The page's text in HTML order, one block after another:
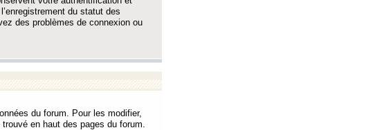
du statut des
des problèmes de connexion ou
du forum. Pour les modifier,
en haut des pages du forum.